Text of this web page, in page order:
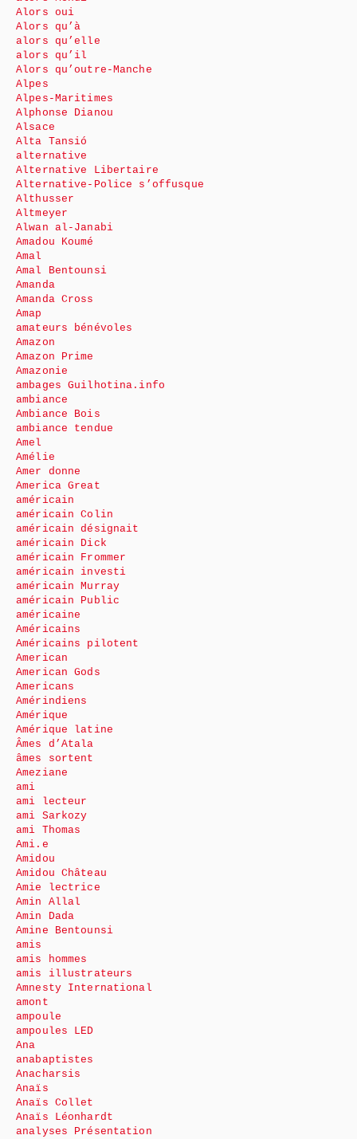
Alors oui
Alors qu’à
alors qu’elle
alors qu’il
Alors qu’outre-Manche
Alpes
Alpes-Maritimes
Alphonse Dianou
Alsace
Alta Tansió
alternative
Alternative Libertaire
Alternative-Police s’offusque
Althusser
Altmeyer
Alwan al-Janabi
Amadou Koumé
Amal
Amal Bentounsi
Amanda
Amanda Cross
Amap
amateurs bénévoles
Amazon
Amazon Prime
Amazonie
ambages Guilhotina.info
ambiance
Ambiance Bois
ambiance tendue
Amel
Amélie
Amer donne
America Great
américain
américain Colin
américain désignait
américain Dick
américain Frommer
américain investi
américain Murray
américain Public
américaine
Américains
Américains pilotent
American
American Gods
Americans
Amérindiens
Amérique
Amérique latine
Âmes d’Atala
âmes sortent
Ameziane
ami
ami lecteur
ami Sarkozy
ami Thomas
Ami.e
Amidou
Amidou Château
Amie lectrice
Amin Allal
Amin Dada
Amine Bentounsi
amis
amis hommes
amis illustrateurs
Amnesty International
amont
ampoule
ampoules LED
Ana
anabaptistes
Anacharsis
Anaïs
Anaïs Collet
Anaïs Léonhardt
analyses Présentation